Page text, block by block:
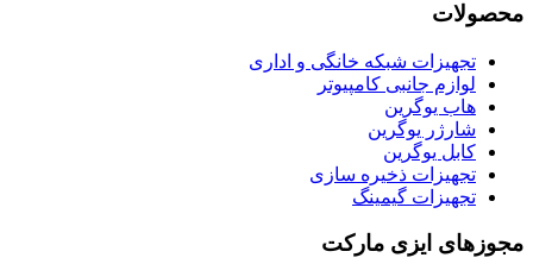
محصولات
تجهیزات شبکه خانگی و اداری
لوازم جانبی کامپیوتر
هاب یوگرین
شارژر یوگرین
کابل یوگرین
تجهیزات ذخیره سازی
تجهیزات گیمینگ
مجوزهای ایزی مارکت